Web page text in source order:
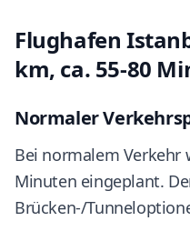
Flughafen
km, ca. 55-80
Normaler
Bei normalem Verkehr
Minuten eingeplant.
Brücken-/